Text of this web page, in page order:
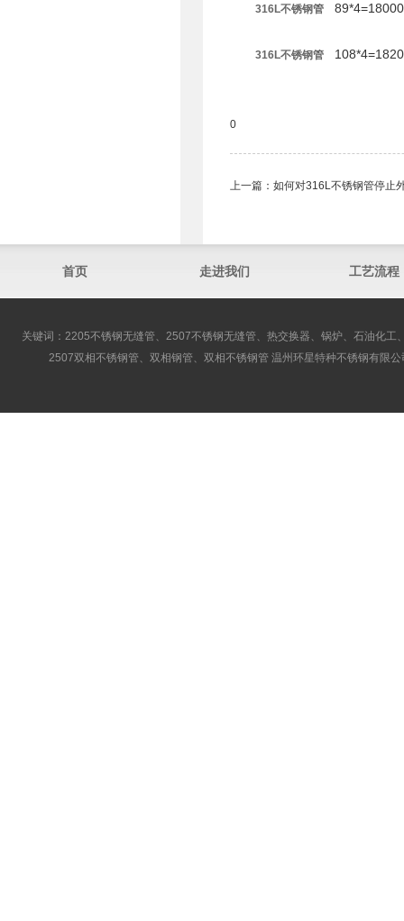
316L不锈钢管
316L不锈钢管
0
上一篇： 如何对316L不锈钢管停止
首页 走进我们 工艺流程
关键词：2205不锈钢无缝管、2507不锈钢无缝管、热交换器、锅炉、石油化
2507双相不锈钢管、双相钢管、双相不锈钢管 温州环星特种不锈钢有限